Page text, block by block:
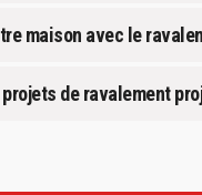
maison avec le
de ravalement